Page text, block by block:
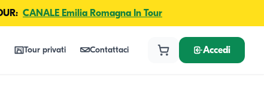
CANALE Emilia Romagna In Tour
Tour privati Contattaci Accedi